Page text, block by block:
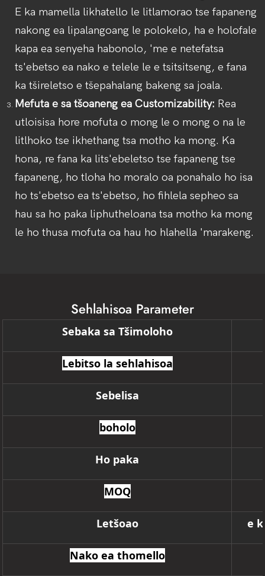
E ka mamella likhatello le litlamorao tse fapaneng
nakong ea lipalangoang le polokelo, ha e holofale
kapa ea senyeha habonolo, 'me e netefatsa
ts'ebetso ea nako e telele le e tsitsitseng, e fana
ka tšireletso e tšepahalang bakeng sa joala.
Mefuta e sa tšoaneng ea Customizability: Rea
utloisisa hore mofuta o mong le o mong o na le
litlhoko tse ikhethang tsa motho ka mong. Ka
hona, re fana ka lits'ebeletso tse fapaneng tse
fapaneng, ho tloha ho moralo oa ponahalo ho isa
ho ts'ebetso ea ts'ebetso, ho fihlela sepheo sa
hau sa ho paka liphutheloana tsa motho ka mong
le ho thusa mofuta oa hau ho hlahella 'marakeng.
Sehlahisoa Parameter
Sebaka sa Tšimoloho
Lebitso la sehlahisoa
Sebelisa
boholo
Ho paka
MOQ
Letšoao e
Nako ea thomello